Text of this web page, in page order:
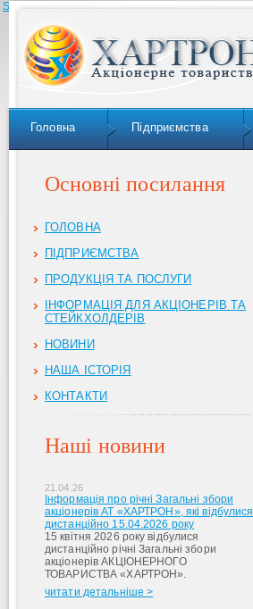
Skip to navigation
Головна Підприємства
Основні посилання
ГОЛОВНА
ПІДПРИЄМСТВА
ПРОДУКЦІЯ ТА ПОСЛУГИ
ІНФОРМАЦІЯ ДЛЯ АКЦІОНЕРІВ ТА
СТЕЙКХОЛДЕРІВ
НОВИНИ
НАША ІСТОРІЯ
КОНТАКТИ
Наші новини
21.04.26
Інформація про річні Загальні збори
акціонерів АТ «ХАРТРОН», які відбулися
дистанційно 15.04.2026 року
15 квітня 2026 року відбулися
дистанційно річні Загальні збори
акціонерів АКЦІОНЕРНОГО
ТОВАРИСТВА «ХАРТРОН».
читати детальніше >